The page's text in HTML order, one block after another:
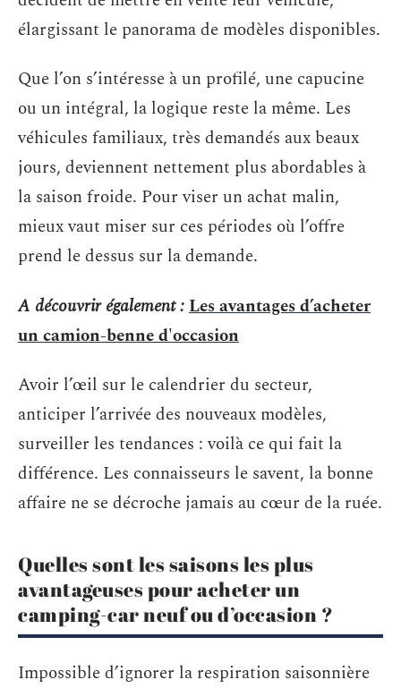
élargissant le panorama de modèles disponibles.
Que l’on s’intéresse à un profilé, une capucine
ou un intégral, la logique reste la même. Les
véhicules familiaux, très demandés aux beaux
jours, deviennent nettement plus abordables à
la saison froide. Pour viser un achat malin,
mieux vaut miser sur ces périodes où l’offre
prend le dessus sur la demande.
A découvrir également :Les avantages d’acheter
un camion-benne d'occasion
Avoir l’œil sur le calendrier du secteur,
anticiper l’arrivée des nouveaux modèles,
surveiller les tendances : voilà ce qui fait la
différence. Les connaisseurs le savent, la bonne
affaire ne se décroche jamais au cœur de la ruée.
Quelles sont les saisons les plus
avantageuses pour acheter un
camping-car neuf ou d’occasion ?
Impossible d’ignorer la respiration saisonnière